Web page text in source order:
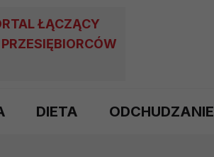
ŁĄCZĄCY
DIETA ODCHUDZANIE